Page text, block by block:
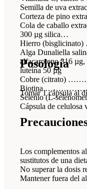
Semilla de uva
Corteza de pino
Cola de caballo
300 µg silica
Hierro
Alga Dunaliella
alfacaroteno 316
luteína 50 µg
Cobre (citrato)
Biotina
Selenio (L-
Cápsula de
Posología
Tomar 1 cápsula al
Los complementos
sustitutos de una
No superar la dosis
Mantener fuera del